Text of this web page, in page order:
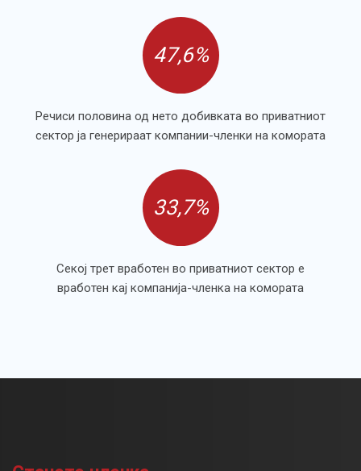
47,6%
Речиси половина од нето добивката во приватниот
сектор ја генерираат компании-членки на комората
33,7%
Секој трет вработен во приватниот сектор е
вработен кај компанија-членка на комората